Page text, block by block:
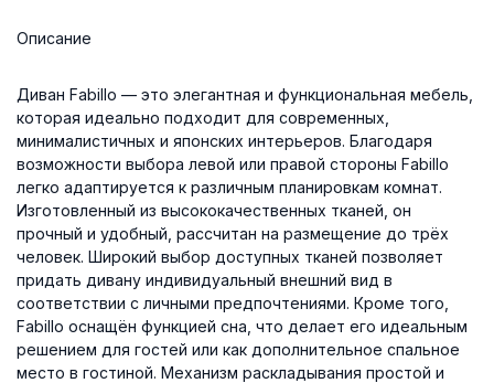
Описание
Диван Fabillo — это элегантная и функциональная мебель,
которая идеально подходит для современных,
минималистичных и японских интерьеров. Благодаря
возможности выбора левой или правой стороны Fabillo
легко адаптируется к различным планировкам комнат.
Изготовленный из высококачественных тканей, он
прочный и удобный, рассчитан на размещение до трёх
человек. Широкий выбор доступных тканей позволяет
придать дивану индивидуальный внешний вид в
соответствии с личными предпочтениями. Кроме того,
Fabillo оснащён функцией сна, что делает его идеальным
решением для гостей или как дополнительное спальное
место в гостиной. Механизм раскладывания простой и